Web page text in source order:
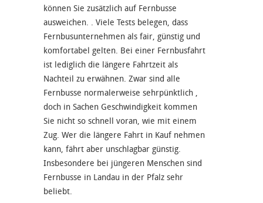
können Sie zusätzlich auf Fernbusse
ausweichen. . Viele Tests belegen, dass
Fernbusunternehmen als fair, günstig und
komfortabel gelten. Bei einer Fernbusfahrt
ist lediglich die längere Fahrtzeit als
Nachteil zu erwähnen. Zwar sind alle
Fernbusse normalerweise sehrpünktlich ,
doch in Sachen Geschwindigkeit kommen
Sie nicht so schnell voran, wie mit einem
Zug. Wer die längere Fahrt in Kauf nehmen
kann, fährt aber unschlagbar günstig.
Insbesondere bei jüngeren Menschen sind
Fernbusse in Landau in der Pfalz sehr
beliebt.